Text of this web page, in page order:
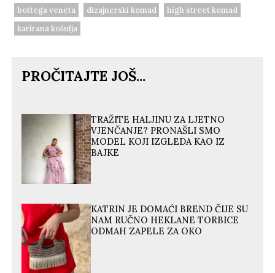
bottega veneta dizajnerski komad
high street komad
karirana košulja
PROČITAJTE JOŠ...
TRAŽITE HALJINU ZA LJETNO
VJENČANJE? PRONAŠLI SMO
MODEL KOJI IZGLEDA KAO IZ
BAJKE
KATRIN JE DOMAĆI BREND ČIJE SU
NAM RUČNO HEKLANE TORBICE
ODMAH ZAPELE ZA OKO